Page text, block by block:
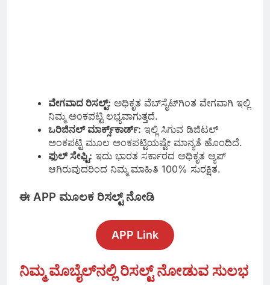
ವೇಗವಾದ ರಿಸಲ್ಟ್: ಅಧಿಕೃತ ವೆಬ್‌ಸೈಟ್‌ಗಿಂತ ವೇಗವಾಗಿ ಇಲ್ಲಿ
ನಿಮ್ಮ ಅಂಕಪಟ್ಟಿ ಲಭ್ಯವಾಗುತ್ತದೆ.
ಒರಿಜಿನಲ್ ಮಾರ್ಕ್ಸ್‌ಕಾರ್ಡ್: ಇಲ್ಲಿ ಸಿಗುವ ಡಿಜಿಟಲ್
ಅಂಕಪಟ್ಟಿ ಮೂಲ ಅಂಕಪಟ್ಟಿಯಷ್ಟೇ ಮಾನ್ಯತೆ ಹೊಂದಿದೆ.
ಫುಲ್ ಸೇಫ್ಟಿ: ಇದು ಭಾರತ ಸರ್ಕಾರದ ಅಧಿಕೃತ ಆ್ಯಪ್
ಆಗಿರುವುದರಿಂದ ನಿಮ್ಮ ಮಾಹಿತಿ 100% ಸುರಕ್ಷಿತ.
ಈ APP ಮೂಲಕ ರಿಸಲ್ಟ್ ನೋಡಿ
APP Link
ನಿಮ್ಮ ಮೊಬೈಲ್‌ನಲ್ಲಿ ರಿಸಲ್ಟ್ ನೋಡುವ ಸುಲಭ